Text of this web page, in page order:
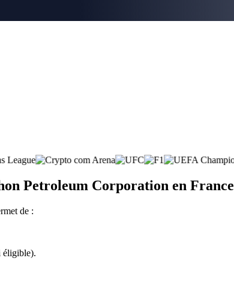
Petroleum Corporation en France
de :
éligible).